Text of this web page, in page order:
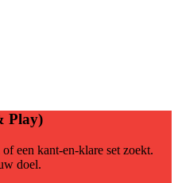
Play)
een kant-en-klare set zoekt.
doel.